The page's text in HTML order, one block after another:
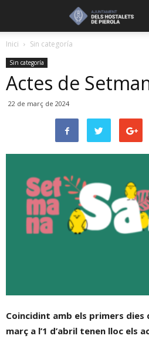
Inici Sin categoría
Sin categoría
Actes de
22 de març de 2024
Coincidint amb els primers dies
març a l’1 d’abril tenen lloc els